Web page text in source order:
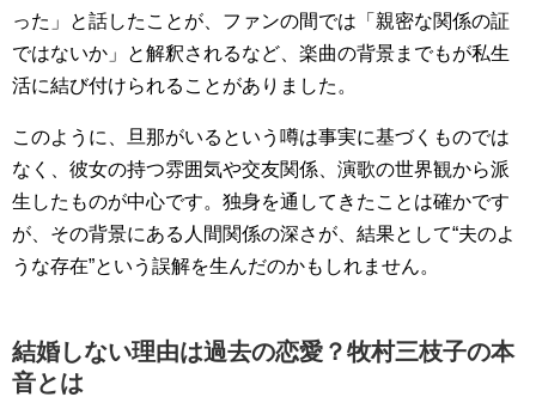
った」と話したことが、ファンの間では「親密な関係の証
ではないか」と解釈されるなど、楽曲の背景までもが私生
活に結び付けられることがありました。
このように、旦那がいるという噂は事実に基づくものでは
なく、彼女の持つ雰囲気や交友関係、演歌の世界観から派
生したものが中心です。独身を通してきたことは確かです
が、その背景にある人間関係の深さが、結果として“夫のよ
うな存在”という誤解を生んだのかもしれません。
結婚しない理由は過去の恋愛？牧村三枝子の本
音とは